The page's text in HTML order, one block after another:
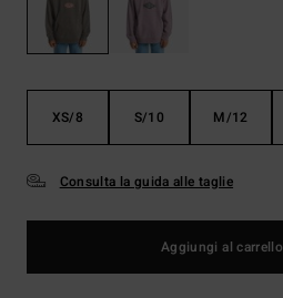
XS/8 S/10 M/12
Consulta la guida alle taglie
Aggiungi al carrello